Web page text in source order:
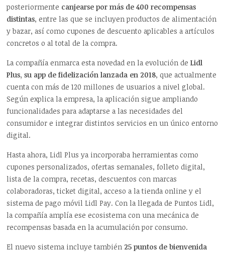
posteriormente canjearse por más de 400 recompensas
distintas, entre las que se incluyen productos de alimentación
y bazar, así como cupones de descuento aplicables a artículos
concretos o al total de la compra.
La compañía enmarca esta novedad en la evolución deLidl
Plus, su app de fidelización lanzada en 2018, que actualmente
cuenta con más de 120 millones de usuarios a nivel global.
Según explica la empresa, la aplicación sigue ampliando
funcionalidades para adaptarse a las necesidades del
consumidor e integrar distintos servicios en un único entorno
digital.
Hasta ahora, Lidl Plus ya incorporaba herramientas como
cupones personalizados, ofertas semanales, folleto digital,
lista de la compra, recetas, descuentos con marcas
colaboradoras, ticket digital, acceso a la tienda online y el
sistema de pago móvil Lidl Pay. Con la llegada de Puntos Lidl,
la compañía amplía ese ecosistema con una mecánica de
recompensas basada en la acumulación por consumo.
El nuevo sistema incluye también 25 puntos de bienvenida